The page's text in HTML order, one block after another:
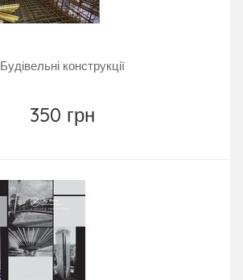
Будівельні конструкції
350 грн